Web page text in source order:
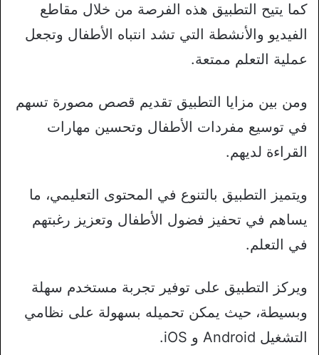
كما يتيح التطبيق هذه الفرصة من خلال مقاطع
الفيديو والأنشطة التي تشد انتباه الأطفال وتجعل
عملية التعلم ممتعة.
ومن بين مزايا التطبيق تقديم قصص مصورة تسهم
في توسيع مفردات الأطفال وتحسين مهارات
القراءة لديهم.
ويتميز التطبيق بالتنوع في المحتوى التعليمي، ما
يساهم في تحفيز فضول الأطفال وتعزيز رغبتهم
في التعلم.
ويركز التطبيق على توفير تجربة مستخدم سهلة
وبسيطة، حيث يمكن تحميله بسهولة على نظامي
التشغيل Android و iOS.